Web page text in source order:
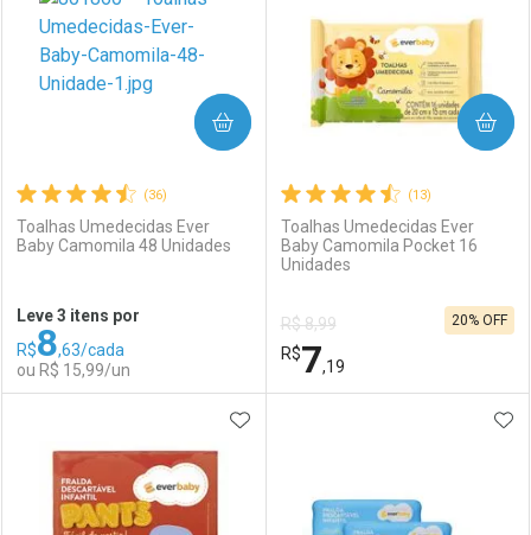
Comprar sem Desconto
Por R$ 58,99/cada
Comprar sem Desconto
Por R$ 58,99/cada
Comprar sem Desconto
Por R$ 15,99/cada
Comprar sem Desconto
Por R$ 15,99/cada
(36)
Toalhas Umedecidas Ever
Baby Camomila 48 Unidades
Leve 3 itens por
R$8,63/cada
ou R$ 15,99/un
COMPRAR
Laboratório
Por Menos
(13)
Toalhas Umedecidas Ever
Baby Camomila Pocket 16
Unidades
R$ 8,99
R$7,19
20% OFF
COMPRAR
Laboratório
Por Menos
ADICIONAR AOS FAVORITOS